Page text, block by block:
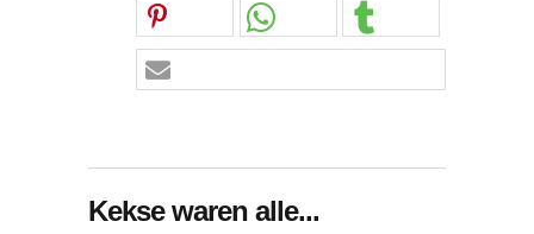
Kekse waren alle...